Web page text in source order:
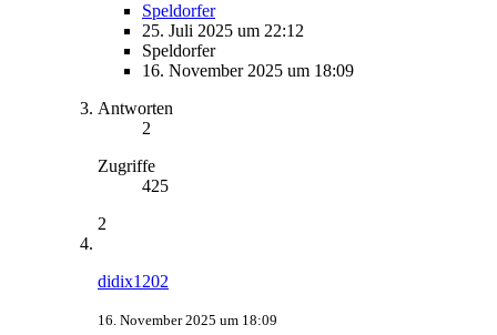
Speldorfer
25. Juli 2025 um 22:12
Speldorfer
16. November 2025 um 18:09
Antworten
2
Zugriffe
425
2
didix1202
16. November 2025 um 18:09